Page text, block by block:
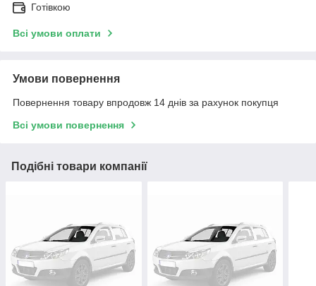
Готівкою
Всі умови оплати
Умови повернення
Повернення товару впродовж 14 днів за рахунок покупця
Всі умови повернення
Подібні товари компанії